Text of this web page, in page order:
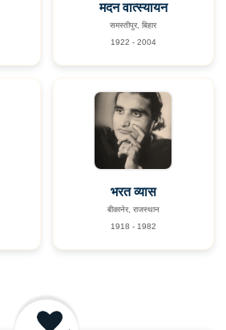
मदन वात्स्यायन
समस्तीपुर, बिहार
1922 - 2004
भरत व्यास
बीकानेर, राजस्थान
1918 - 1982